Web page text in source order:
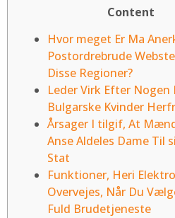
Content
Hvor meget Er Ma
Postordrebrude
Disse Regioner?
Leder Virk Efter Nogen
Bulgarske Kvinder
Årsager I tilgif, At
Anse Aldeles Dame Til
Stat
Funktioner, Heri
Overvejes, Når Du
Fuld Brudetjeneste